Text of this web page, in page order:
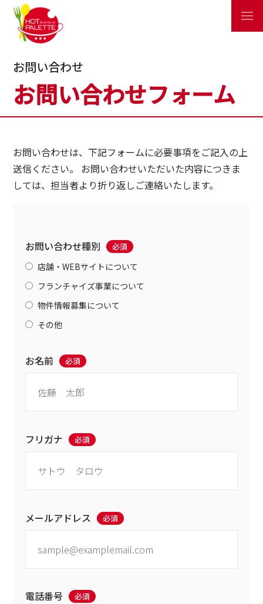
お問い合わせ
お問い合わせフォーム
お問い合わせは、下記フォームに必要事項をご記入の上
送信ください。
お問い合わせいただいた内容につきま
しては、担当者より折り返しご連絡いたします。
お問い合わせ種別 必須
店舗・WEBサイトについて
フランチャイズ事業について
物件情報募集について
その他
お名前 必須
フリガナ 必須
メールアドレス 必須
電話番号 必須